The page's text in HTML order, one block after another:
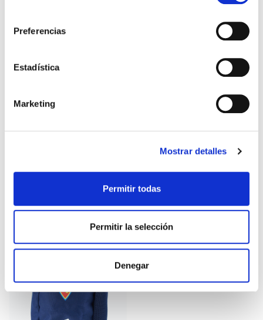
Preferencias
Estadística
Marketing
Mostrar detalles
Permitir todas
Permitir la selección
Denegar
ZAPATILLERO ADIDAS NEGRO 21,99 €